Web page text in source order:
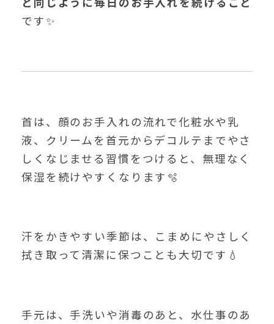
です✨
首は、顔のお手入れの流れで化粧水や乳
液、クリームを首元からデコルテまでやさ
しくなじませる習慣をつけると、無理なく
保湿を続けやすくなります🫧
汗をかきやすい季節は、こまめにやさしく
拭き取って清潔に保つことも大切です💧
手元は、手洗いや消毒のあと、水仕事のあ